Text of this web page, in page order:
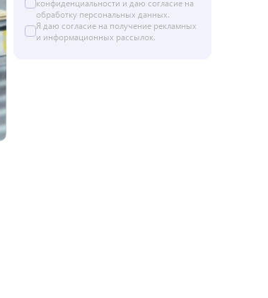
конфиденциальности и даю согласие на
обработку персональных данных.
Я даю согласие на получение рекламных
и информационных рассылок.